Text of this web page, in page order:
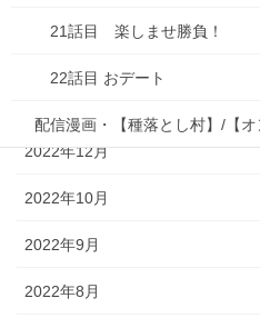
2022年12月
2022年10月
2022年9月
2022年8月
21話目 楽しませ勝負！
22話目 おデート
配信漫画・【種落とし村】/【オ
ホーム
ギャラリー ポートフォリオ
読み切りマンガ